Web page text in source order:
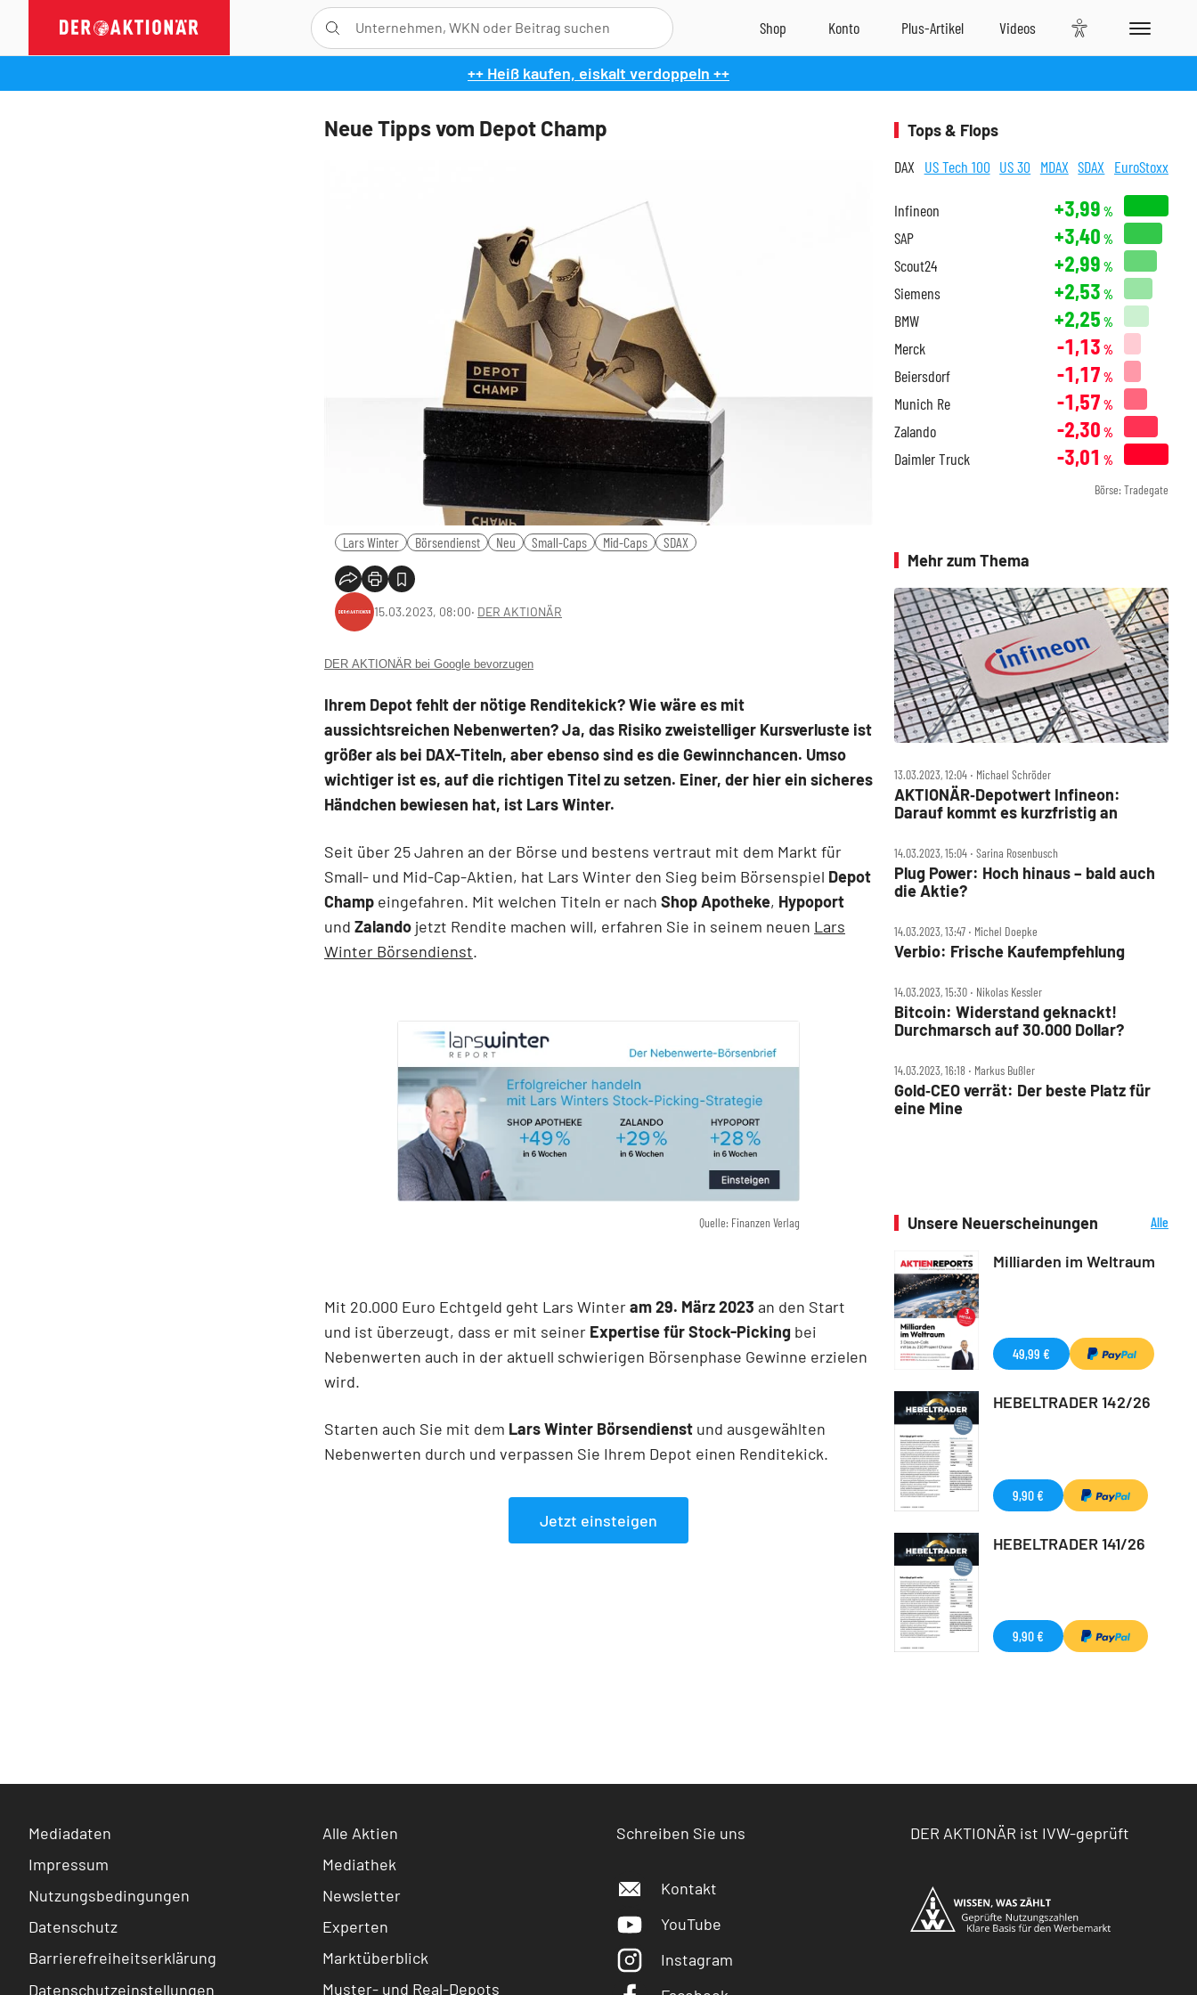
++ Heiß kaufen, eiskalt verdoppeln ++
Neue Tipps vom Depot Champ
Lars Winter Börsendienst Neu Small-Caps Mid-Caps SDAX
15.03.2023, 08:00‧ DER AKTIONÄR
DER AKTIONÄR bei Google bevorzugen
Ihrem Depot fehlt der nötige Renditekick? Wie wäre es mit
aussichtsreichen Nebenwerten? Ja, das Risiko zweistelliger Kursverluste ist
größer als bei DAX-Titeln, aber ebenso sind es die Gewinnchancen. Umso
wichtiger ist es, auf die richtigen Titel zu setzen. Einer, der hier ein sicheres
Händchen bewiesen hat, ist Lars Winter.
Seit über 25 Jahren an der Börse und bestens vertraut mit dem Markt für
Small- und Mid-Cap-Aktien, hat Lars Winter den Sieg beim Börsenspiel Depot
Champ eingefahren. Mit welchen Titeln er nach Shop Apotheke, Hypoport
und Zalando jetzt Rendite machen will, erfahren Sie in seinem neuen Lars
Winter Börsendienst.
Quelle: Finanzen Verlag
Mit 20.000 Euro Echtgeld geht Lars Winteram 29. März 2023 an den Start
und ist überzeugt, dass er mit seiner Expertise für Stock-Picking bei
Nebenwerten auch in der aktuell schwierigen Börsenphase Gewinne erzielen
wird.
Starten auch Sie mit dem Lars Winter Börsendienst und ausgewählten
Nebenwerten durch und verpassen Sie Ihrem Depot einen Renditekick.
Jetzt einsteigen
Tops & Flops
DAX US Tech 100 US 30 MDAX SDAX EuroStoxx
Infineon +3,99 %
SAP +3,40 %
Scout24 +2,99 %
Siemens +2,53 %
BMW +2,25 %
Merck -1,13 %
Beiersdorf -1,17 %
Munich Re -1,57 %
Zalando -2,30 %
Daimler Truck -3,01 %
Börse: Tradegate
Mehr zum Thema
13.03.2023, 12:04 ‧ Michael Schröder
AKTIONÄR‑Depotwert Infineon:
Darauf kommt es kurzfristig an
14.03.2023, 15:04 ‧ Sarina Rosenbusch
Plug Power: Hoch hinaus – bald auch
die Aktie?
14.03.2023, 13:47 ‧ Michel Doepke
Verbio: Frische Kaufempfehlung
14.03.2023, 15:30 ‧ Nikolas Kessler
Bitcoin: Widerstand geknackt!
Durchmarsch auf 30.000 Dollar?
14.03.2023, 16:18 ‧ Markus Bußler
Gold‑CEO verrät: Der beste Platz für
eine Mine
Unsere Neuerscheinungen
Alle
Milliarden im Weltraum
49,99 €
HEBELTRADER 142/26
9,90 €
HEBELTRADER 141/26
9,90 €
Mediadaten
Impressum
Nutzungsbedingungen
Datenschutz
Barrierefreiheitserklärung
Datenschutzeinstellungen
Alle Aktien
Mediathek
Newsletter
Experten
Marktüberblick
Muster- und Real-Depots
Schreiben Sie uns
Kontakt
YouTube
Instagram
DER AKTIONÄR ist IVW-geprüft